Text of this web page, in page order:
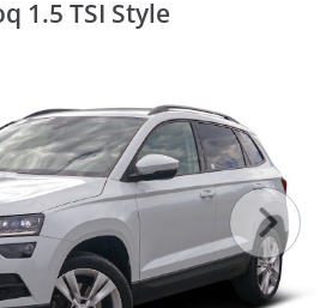
1.5 TSI Style